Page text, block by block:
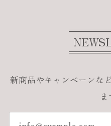
新商品やキャンペーンな
ま